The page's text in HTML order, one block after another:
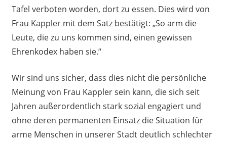
Tafel verboten worden, dort zu essen. Dies wird von
Frau Kappler mit dem Satz bestätigt: „So arm die
Leute, die zu uns kommen sind, einen gewissen
Ehrenkodex haben sie.“
Wir sind uns sicher, dass dies nicht die persönliche
Meinung von Frau Kappler sein kann, die sich seit
Jahren außerordentlich stark sozial engagiert und
ohne deren permanenten Einsatz die Situation für
arme Menschen in unserer Stadt deutlich schlechter